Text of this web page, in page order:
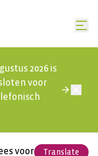
2026 is
voor
voor Translate